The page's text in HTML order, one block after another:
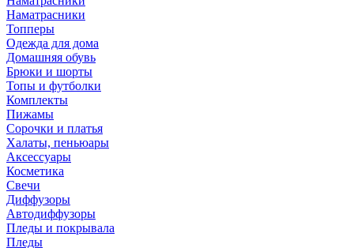
Наматрасники
Топперы
Одежда для дома
Домашняя обувь
Брюки и шорты
Топы и футболки
Комплекты
Пижамы
Сорочки и платья
Халаты, пеньюары
Аксессуары
Косметика
Свечи
Диффузоры
Автодиффузоры
Пледы и покрывала
Пледы